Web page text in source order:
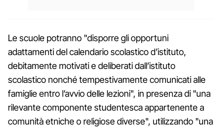
Le scuole potranno "disporre gli opportuni
adattamenti del calendario scolastico d’istituto,
debitamente motivati e deliberati dall’istituto
scolastico nonché tempestivamente comunicati alle
famiglie entro l’avvio delle lezioni", in presenza di "una
rilevante componente studentesca appartenente a
comunità etniche o religiose diverse", utilizzando "una